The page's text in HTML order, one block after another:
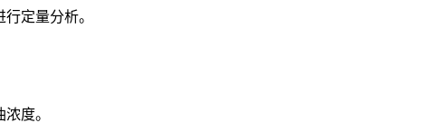
定量分析。
度。